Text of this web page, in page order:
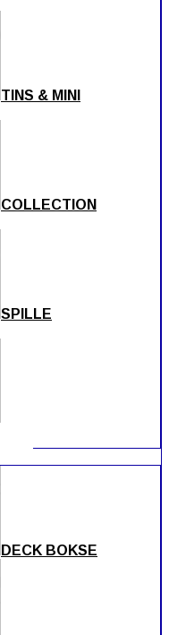
TINS & MINI
COLLECTION
SPILLE
DECK BOKSE